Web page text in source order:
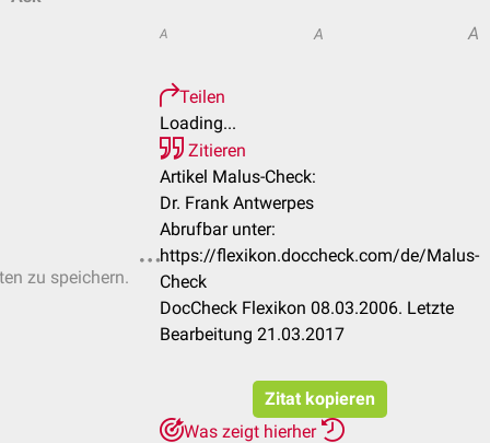
zu speichern.
A A A
Teilen
Loading...
Zitieren
Artikel Malus-Check:
Dr. Frank Antwerpes
Abrufbar unter:
https://flexikon.doccheck.com/de/Malus-
Check
DocCheck Flexikon 08.03.2006. Letzte
Bearbeitung 21.03.2017
Zitat kopieren
Was zeigt hierher